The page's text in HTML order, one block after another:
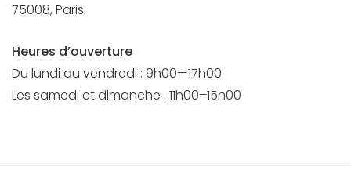
75008, Paris
Heures d’ouverture
Du lundi au vendredi : 9h00—17h00
Les samedi et dimanche : 11h00–15h00